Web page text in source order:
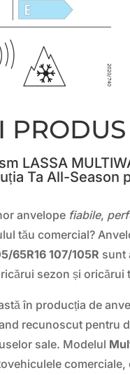
PRODUS
LASSA
Ta All-
anvelope fiabile,
tău comercial?
65R16 107/105R sunt
sezon și oricărui
în producția de
recunoscut pentru
sale. Modelul